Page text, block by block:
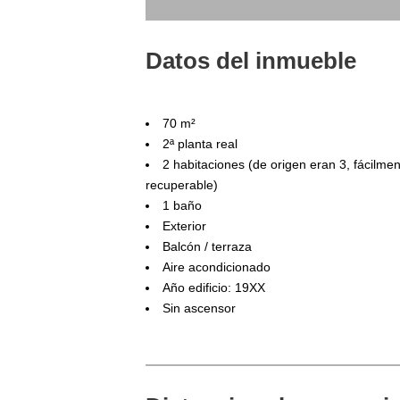
Datos del inmueble
70 m²
2ª planta real
2 habitaciones (de origen eran 3,
recuperable)
1 baño
Exterior
Balcón / terraza
Aire acondicionado
Año edificio: 19XX
Sin ascensor